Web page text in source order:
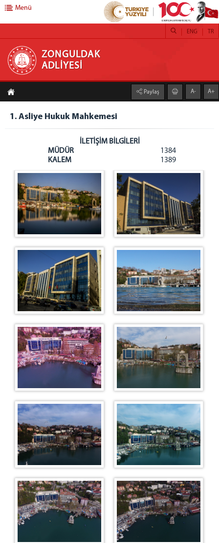
ZONGULDAK ADLİYESİ
ANASAYFA
BAŞSAVCILIK
Cumhuriyet Başsavcılığı
Yazı İşleri Müdürlüğü
Bilgi İşlem Müdürlüğü
Adli Sicil Müdürlüğü
Adli Destek ve Mağdur Hizmetleri Müdürlüğü
Bürolar
Bakanlık ve HSK Muhabere Bürosu
Soruşturma Büroları
Maden Suçları Soruşturma Bürosu
Terör Suçları Soruşturma Bürosu
Kaçakçılık ve Organize Suçlar Bürosu
Cinsel Suçlar Soruşturma Bürosu
Bilişim Suçları Soruşturma Bürosu
Aile Suçları Soruşturma Bürosu
Uyuşturucu Suçları Soruşturma Bürosu
Memur Suçları Soruşturma Bürosu
Basın Suçları Soruşturma Bürosu
Seri Yargılama Soruşturma Bürosu
Dava Açılmasının Ertelenmesi Bürosu
Zamanaşımı Suçları Bürosu
İlamat ve İnfaz Bürosu
Uzlaştırma Bürosu
Talimat Bürosu
Muhabere Bürosu
Memurluk
Adli Emanet Memurluğu
Masalar
Esas Masası
Menü
ZONGULDAK
ADLİYESİ
TR
ENG
Paylaş A- A+
1. Asliye Hukuk Mahkemesi
İLETİŞİM BİLGİLERİ
MÜDÜR
1384
KALEM
1389